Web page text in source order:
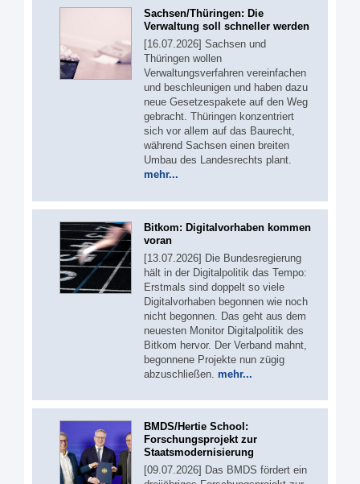
Sachsen/Thüringen: Die
Verwaltung soll schneller werden
[16.07.2026] Sachsen und
Thüringen wollen
Verwaltungsverfahren vereinfachen
und beschleunigen und haben dazu
neue Gesetzespakete auf den Weg
gebracht. Thüringen konzentriert
sich vor allem auf das Baurecht,
während Sachsen einen breiten
Umbau des Landesrechts plant.
mehr...
Bitkom: Digitalvorhaben kommen
voran
[13.07.2026] Die Bundesregierung
hält in der Digitalpolitik das Tempo:
Erstmals sind doppelt so viele
Digitalvorhaben begonnen wie noch
nicht begonnen. Das geht aus dem
neuesten Monitor Digitalpolitik des
Bitkom hervor. Der Verband mahnt,
begonnene Projekte nun zügig
abzuschließen. mehr...
BMDS/Hertie School:
Forschungsprojekt zur
Staatsmodernisierung
[09.07.2026] Das BMDS fördert ein